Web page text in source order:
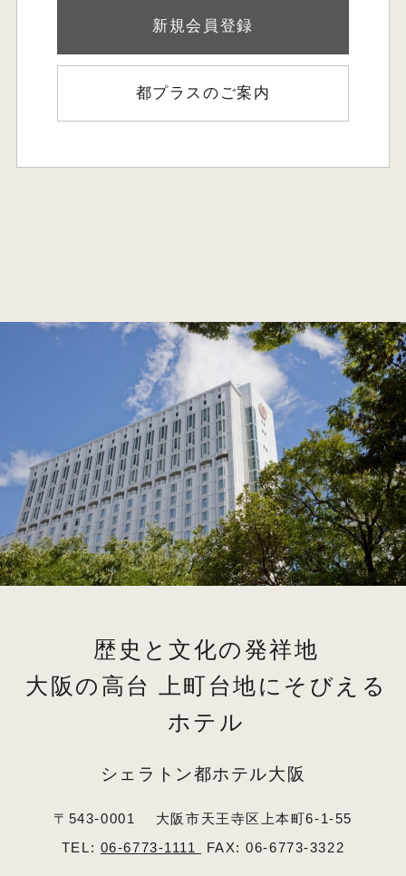
新規会員登録
都プラスのご案内
歴史と文化の発祥地
大阪の高台 上町台地にそびえる
ホテル
シェラトン都ホテル大阪
〒543-0001
大阪市天王寺区上本町6-1-55
TEL: 06-6773-1111 FAX: 06-6773-3322